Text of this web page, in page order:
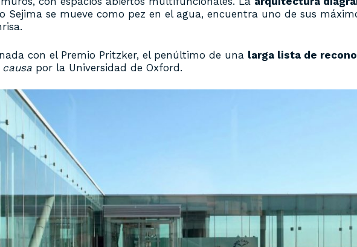
Sejima se mueve como pez en el agua, encuentra uno de sus
con el Premio Pritzker, el penúltimo de una larga lista de
por la Universidad de Oxford.